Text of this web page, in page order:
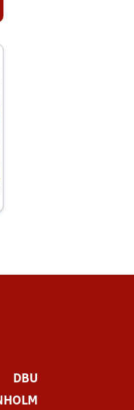
- Danmark 4-2
DBU